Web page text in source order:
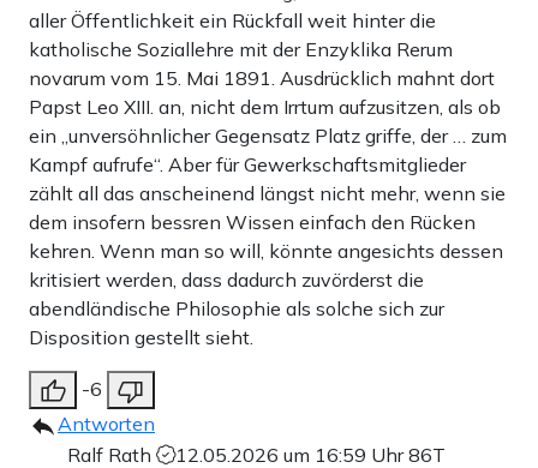
aller Öffentlichkeit ein Rückfall weit hinter die
katholische Soziallehre mit der Enzyklika Rerum
novarum vom 15. Mai 1891. Ausdrücklich mahnt dort
Papst Leo XIII. an, nicht dem Irrtum aufzusitzen, als ob
ein „unversöhnlicher Gegensatz Platz griffe, der … zum
Kampf aufrufe“. Aber für Gewerkschaftsmitglieder
zählt all das anscheinend längst nicht mehr, wenn sie
dem insofern bessren Wissen einfach den Rücken
kehren. Wenn man so will, könnte angesichts dessen
kritisiert werden, dass dadurch zuvörderst die
abendländische Philosophie als solche sich zur
Disposition gestellt sieht.
-6
Antworten
Ralf Rath
12.05.2026 um 16:59 Uhr86T